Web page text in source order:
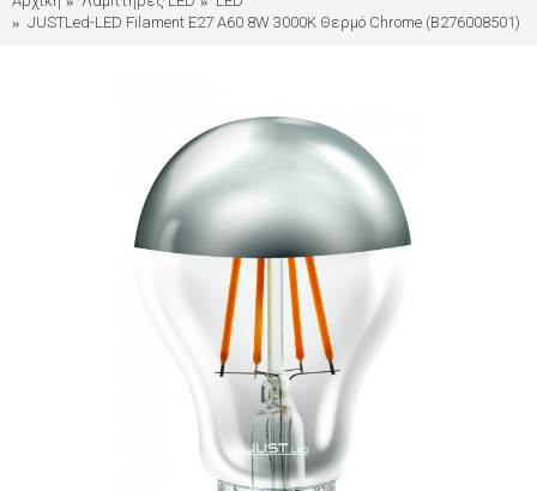
JUSTLed-LED Filament Ε27 A60 8W 3000K Θερμό Chrome (B276008501)